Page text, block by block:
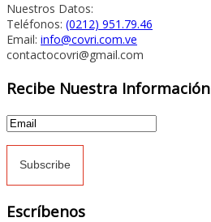
Nuestros Datos:
Teléfonos: (0212) 951.79.46
Email: info@covri.com.ve
contactocovri@gmail.com
Recibe Nuestra Información
Escríbenos